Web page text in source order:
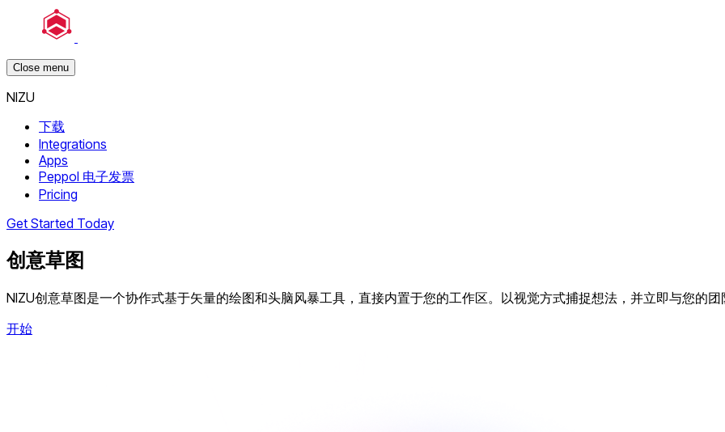
Close menu
NIZU
下载
Integrations
Apps
Peppol 电子发票
Pricing
Get Started Today
创意草图
NIZU创意草图是一个协作式基于矢量的绘图和头脑风暴工具，直接内置于您的工作区。以视觉方式捕捉想法，并立即与您的团
开始